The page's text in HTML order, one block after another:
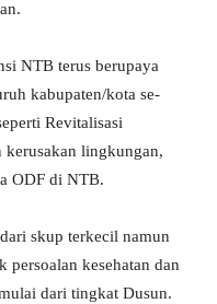
NTB terus berupaya
kabupaten/kota se-
Revitalisasi
kerusakan lingkungan,
ODF di NTB.
skup terkecil namun
persoalan kesehatan dan
dari tingkat Dusun.